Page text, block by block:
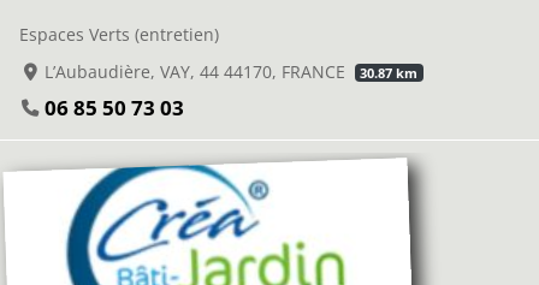
Espaces Verts (entretien)
L’Aubaudière, VAY, 44 44170, FRANCE
30.87 km
06 85 50 73 03